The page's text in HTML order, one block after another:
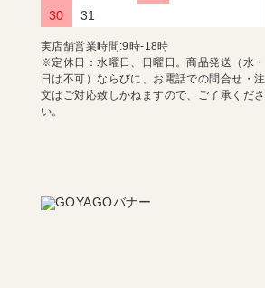
30
31
実店舗営業時間:9時-18時
※定休日：水曜日、日曜日。商品発送（水・
日は不可）ならびに、お電話での問合せ・注
文はご対応致しかねますので、ご了承くださ
い。